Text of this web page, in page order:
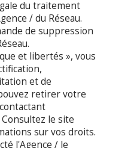
du traitement
/ du Réseau.
de suppression
et libertés », vous
et de
retirer votre
Consultez le site
sur vos droits.
l'Agence / le